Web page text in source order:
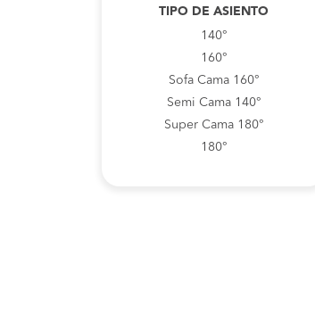
TIPO DE ASIENTO
140°
160°
Sofa Cama 160°
Semi Cama 140°
Super Cama 180°
180°